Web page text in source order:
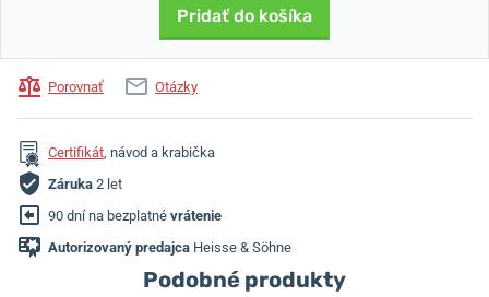
Pridať do košíka
Porovnať Otázky
Certifikát, návod a krabička
Záruka 2 let
90 dní na bezplatné vrátenie
Autorizovaný predajca Heisse & Söhne
Podobné produkty